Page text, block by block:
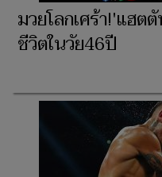
มวยโลกเศร้า!'แฮต
ชีวิตในวัย46ปี